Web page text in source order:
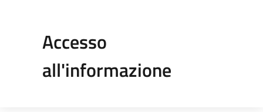
Accesso
all'informazione